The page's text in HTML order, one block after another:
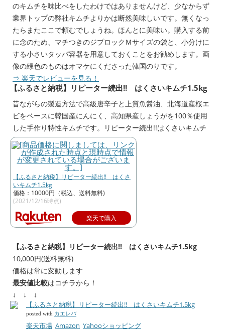
のキムチを味比べをしたわけではありませんけど、少なからず
業界トップの弊社キムチよりかは断然美味しいです。無くなっ
たらまたここで頼むでしょうね。ほんとに美味い。購入する前
に念のため、マチつきのジプロックＭサイズの袋と、小分けに
する小さいタッパ容器を用意しておくことをお勧めします。画
像の緑色のものはオマケにくださった韓国のりです。
⇒ 楽天でレビューを見る！
【ふるさと納税】リピーター続出!! はくさいキムチ1.5kg
昔ながらの製造方法で高級唐辛子と上質魚醤油、北海道産桜エ
ビをベースに韓国産にんにく、高知県産しょうがを100％使用
した手作り特性キムチです。リピーター続出!!はくさいキムチ
【ふるさと納税】リピーター続出!! はくさ
いキムチ1.5kg
価格：10000円（税込、送料無料)
(2021/12/16時点)
楽天で購入
【ふるさと納税】リピーター続出!! はくさいキムチ1.5kg
10,000円(送料無料)
価格は常に変動します
最安値比較はコチラから！
↓ ↓ ↓
【ふるさと納税】リピーター続出!! はくさいキムチ1.5kg
posted with カエレバ
楽天市場 Amazon Yahooショッピング